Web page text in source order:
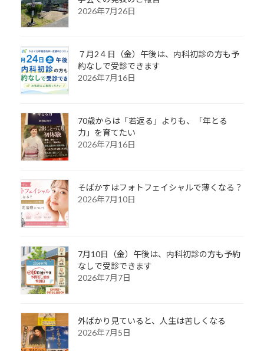
2026年7月26日
７月2４日（金）午後は、内科初診の方も予
約なしで受診できます
2026年7月16日
70歳からは「若返る」よりも、「年とる
力」を育てたい
2026年7月16日
そばかすはフォトフェイシャルで薄くなる？
2026年7月10日
7月10日（金）午後は、内科初診の方も予約
なしで受診できます
2026年7月7日
外ばかり見ていると、人生は苦しくなる
2026年7月5日